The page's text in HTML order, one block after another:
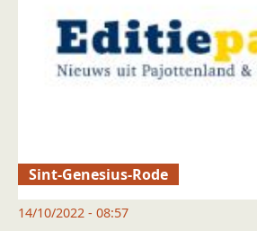
Sint-Genesius-Rode
14/10/2022 - 08:57